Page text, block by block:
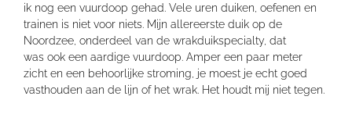
ik nog een vuurdoop gehad. Vele uren duiken, oefenen en
trainen is niet voor niets. Mijn allereerste duik op de
Noordzee, onderdeel van de wrakduikspecialty, dat
was ook een aardige vuurdoop. Amper een paar meter
zicht en een behoorlijke stroming, je moest je echt goed
vasthouden aan de lijn of het wrak. Het houdt mij niet tegen.